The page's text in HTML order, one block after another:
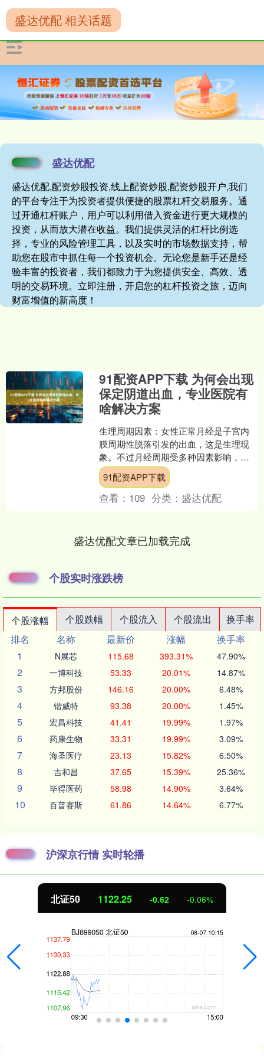
盛达优配
盛达优配,配资炒股投资,线上配资炒股,配资炒股开户,我们
的平台专注于为投资者提供便捷的股票杠杆交易服务。通
过开通杠杆账户，用户可以利用借入资金进行更大规模的
投资，从而放大潜在收益。我们提供灵活的杠杆比例选
择，专业的风险管理工具，以及实时的市场数据支持，帮
助您在股市中抓住每一个投资机会。无论您是新手还是经
验丰富的投资者，我们都致力于为您提供安全、高效、透
明的交易环境。立即注册，开启您的杠杆投资之旅，迈向
财富增值的新高度！
盛达优配 相关话题
91配资APP下载 为何会出现
保定阴道出血，专业医院有
啥解决方案
生理周期因素：女性正常月经是子宫内
膜周期性脱落引发的出血，这是生理现
象。不过月经周期受多种因素影响，如
压力、饮食、环境改变等，可能出现月
经不调，表现为月经量异常....
91配资APP下载
查看： 109 分类： 盛达优配
盛达优配文章已加载完成
个股实时涨跌榜
个股涨幅 个股跌幅 个股流入 个股流出
换手率
排名
名称 最新价 涨幅
换手率
1
N展芯 115.68 393.31% 47.90%
2 一博科技 53.33 20.01% 14.87%
3 方邦股份 146.16 20.00% 6.48%
4 锴威特 93.38 20.00% 1.45%
5 宏昌科技 41.41 19.99% 1.97%
6 药康生物 33.31 19.99% 3.09%
7 海圣医疗 23.13 15.82% 6.50%
8 吉和昌 37.65 15.39% 25.36%
9 毕得医药 58.98 14.90% 3.64%
10 百普赛斯 61.86 14.64% 6.77%
沪深京行情 实时轮播
北证50 1122.38 -0.49 -0.04%